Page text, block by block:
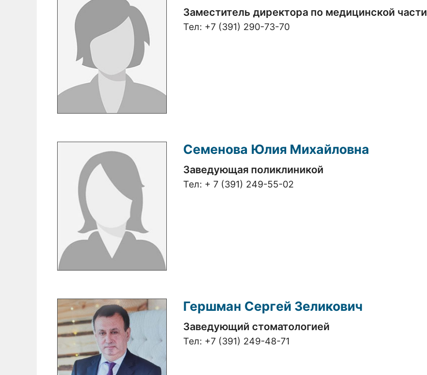
Заместитель директора по медицинской части
Тел: +7 (391) 290-73-70
Семенова Юлия Михайловна
Заведующая поликлиникой
Тел: + 7 (391) 249-55-02
Гершман Сергей Зеликович
Заведующий стоматологией
Тел: +7 (391) 249-48-71